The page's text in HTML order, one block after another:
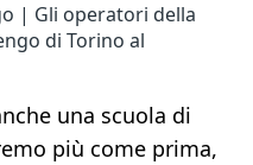
| Gli operatori della
di Torino al
una scuola di
più come prima,